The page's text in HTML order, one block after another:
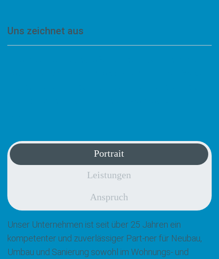
Uns zeichnet aus
Portrait
Leistungen
Anspruch
Unser Unternehmen ist seit über 25 Jahren ein
kompetenter und zuverlässiger Part-ner für Neubau,
Umbau und Sanierung sowohl im Wohnungs- und